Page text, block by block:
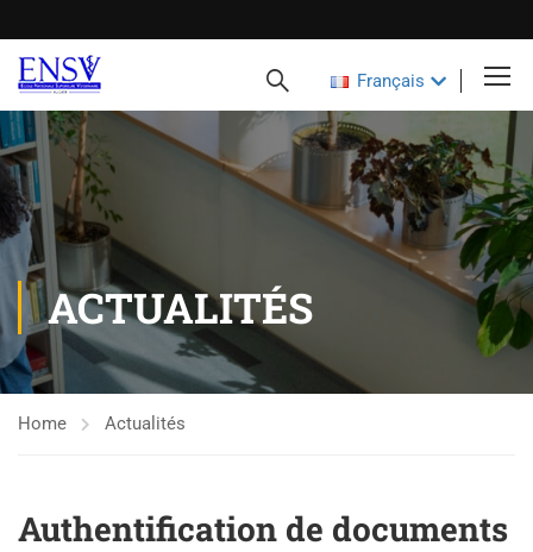
Français
ACTUALITÉS
Home Actualités
Authentification de documents